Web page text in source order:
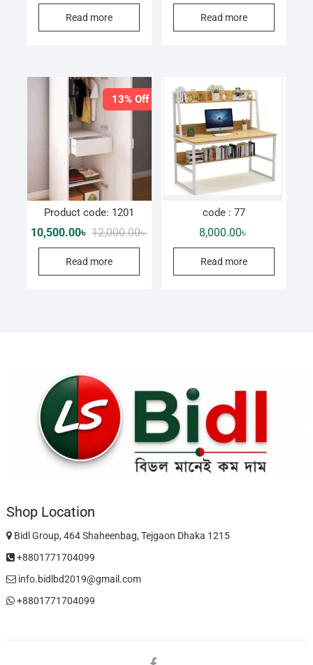
Read more Read more
13% Off
Product code: 1201
12,000.00৳Original
10,500.00৳
Current
Read more
code : 77
8,000.00৳
Read more
Shop Location
Bidl Group, 464 Shaheenbag, Tejgaon Dhaka 1215
+8801771704099
info.bidlbd2019@gmail.com
+8801771704099